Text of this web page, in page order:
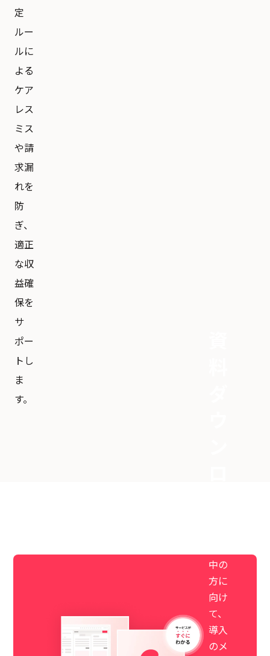
定
ルー
ルに
よる
ケア
レス
ミス
や請
求漏
れを
防
ぎ、
適正
な収
益確
保を
サ
ポー
トし
ま
す。
中の
方に
向け
て、
導入
のメ